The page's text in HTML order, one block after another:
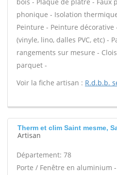
phonique - Isolation
Peinture - Peinture
(vinyle, lino, dalles PVC, etc) -
rangements sur mesure -
parquet -
Voir la fiche artisan : R.d.b.b.
Therm et clim Saint mesme,
Artisan
Département: 78
Porte / Fenêtre en aluminium